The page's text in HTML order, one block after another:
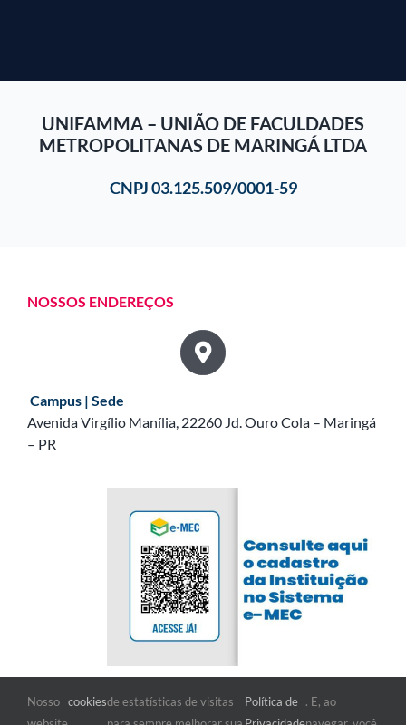
UNIFAMMA – UNIÃO DE FACULDADES
METROPOLITANAS DE MARINGÁ LTDA
CNPJ 03.125.509/0001-59
NOSSOS ENDEREÇOS
Campus | Sede
Avenida Virgílio Manília, 22260 Jd. Ouro Cola – Maringá
– PR
FIQUE POR DENTRO
Nosso cookiesde estatísticas de visitas
Política de . E, ao